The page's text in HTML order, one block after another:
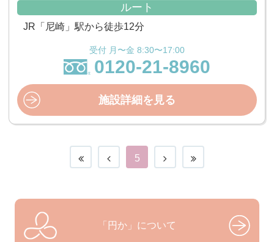
ルート
JR「尼崎」駅から徒歩12分
受付 月〜金 8:30〜17:00
0120-21-8960
施設詳細を見る
5
「円か」について